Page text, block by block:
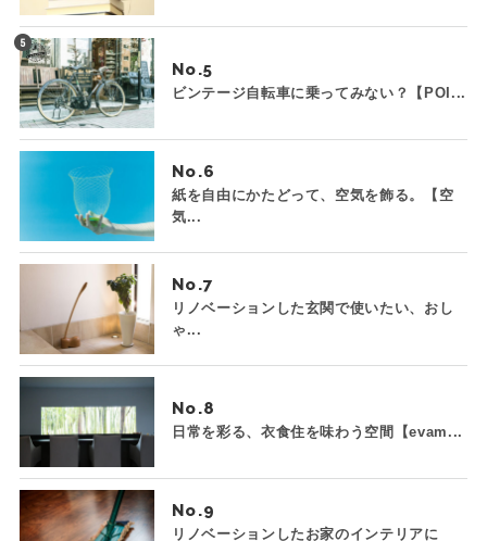
No.
ビンテージ自転車に乗ってみない？【POI...
No.
紙を自由にかたどって、空気を飾る。【空
気...
No.
リノベーションした玄関で使いたい、おし
ゃ...
No.
日常を彩る、衣食住を味わう空間【evam...
No.
リノベーションしたお家のインテリアに